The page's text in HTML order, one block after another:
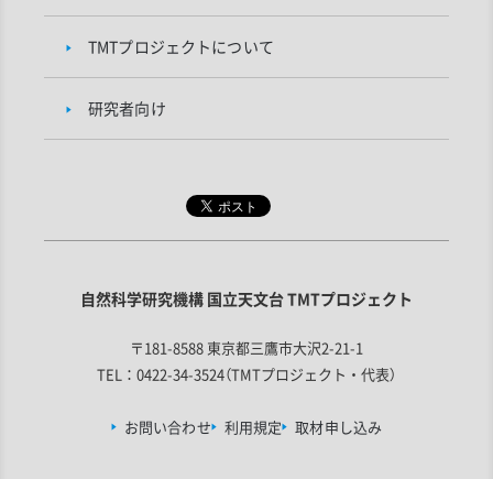
TMTプロジェクトについて
研究者向け
自然科学研究機構 国立天文台 TMTプロジェクト
〒181-8588 東京都三鷹市大沢2-21-1
TEL：0422-34-3524（TMTプロジェクト・代表）
お問い合わせ 利用規定 取材申し込み